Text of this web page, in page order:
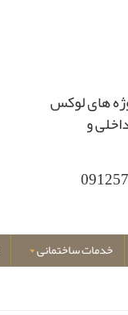
های لوکس
و
خدمات ساختمانی